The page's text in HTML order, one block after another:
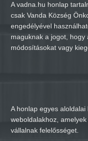
A vadna.hu honlap
csak Vanda Község
engedélyével
maguknak a jogot,
módosításokat vagy
A honlap egyes
weboldalakhoz,
vállalnak felelősséget.